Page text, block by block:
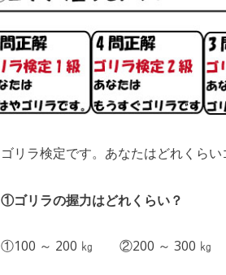
ゴリラ検定です。あなたはどれくら
①ゴリラの握力はどれくらい？
①100 ～ 200 ㎏ ②200 ～ 300 ㎏